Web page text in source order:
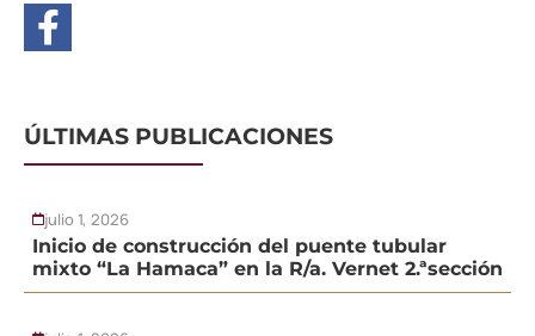
ÚLTIMAS PUBLICACIONES
julio 1, 2026
Inicio de construcción del puente tubular
mixto “La Hamaca” en la R/a. Vernet 2.ªsección